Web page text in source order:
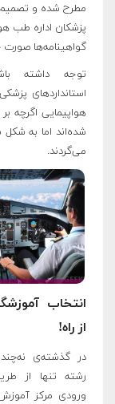
مطرح شده و
پزشکان اداره طب
گواهینامه‌ها
توجه داشته
استانداردهای
هواپیمایی اگرچه
شده‌اند اما به
می‌گردند.
انتخاب
از راه!
در گذشته‌ی
رشته تنها از
ورودی مرکز